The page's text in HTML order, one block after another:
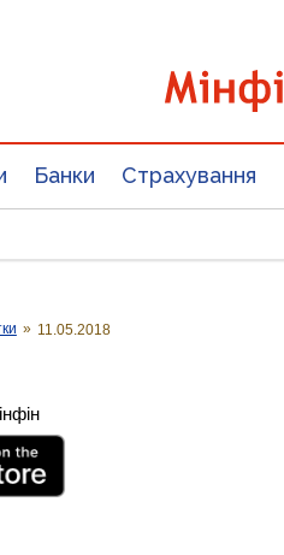
Банки Страхування
» 11.05.2018